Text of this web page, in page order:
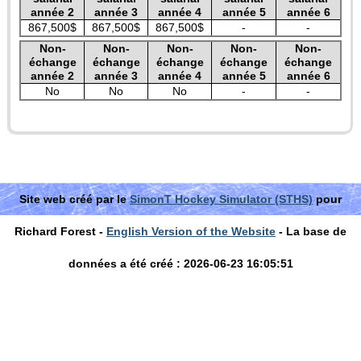
année 2
année 3
année 4
année 5
année 6
867,500$
867,500$ 867,500$ -
-
Non-
échange
année 2
Non-
échange
année 3
Non-
échange
année 4
Non-
échange
année 5
Non-
échange
année 6
No
No No - -
Site web créé par leSimonT Hockey Simulator (STHS)pour
Richard Forest - English Version of the Website - La base de
données a été créé : 2026-06-23 16:05:51